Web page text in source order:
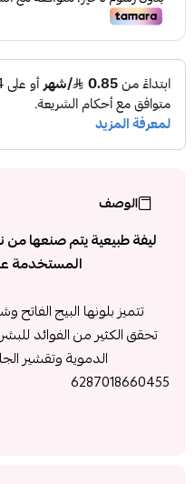
الوصف
ليفة طبيعية يتم صنعها من
المستخدمة
تتميز بلونها البيج الفاتح
تحقق الكثير من الفوائد
الدموية وتقشير
6287018660455